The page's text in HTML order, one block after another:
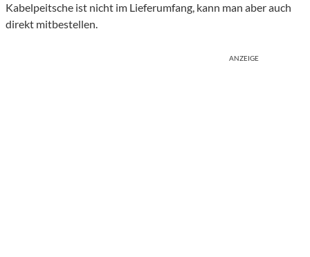
Kabelpeitsche ist nicht im Lieferumfang, kann man aber auch
direkt mitbestellen.
ANZEIGE